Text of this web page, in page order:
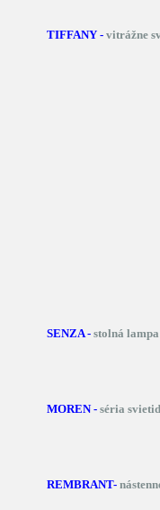
TIFFANY - vitrážne
SENZA - stolná
MOREN - séria
REMBRANT-